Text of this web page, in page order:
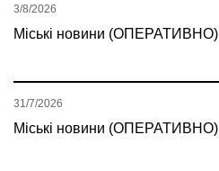
Міські новини (ОПЕРАТИВНО)
3/8/2026
Міські новини (ОПЕРАТИВНО)
31/7/2026